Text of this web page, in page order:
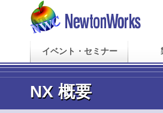
イベント・セミナー
NX 概要